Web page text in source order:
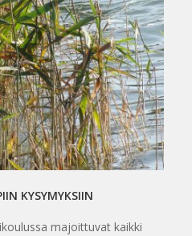
KYSYMYKSIIN
majoittuvat kaikki